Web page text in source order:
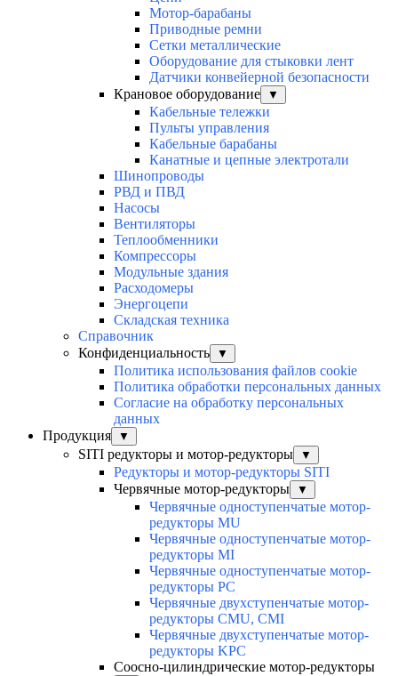
Мотор-барабаны
Приводные ремни
Сетки металлические
Оборудование для стыковки лент
Датчики конвейерной безопасности
Крановое оборудование
▼
Кабельные тележки
Пульты управления
Кабельные барабаны
Канатные и цепные электротали
Шинопроводы
РВД и ПВД
Насосы
Вентиляторы
Теплообменники
Компрессоры
Модульные здания
Расходомеры
Энергоцепи
Складская техника
Справочник
Конфиденциальность
▼
Политика использования файлов cookie
Политика обработки персональных данных
Согласие на обработку персональных
данных
Продукция
▼
SITI редукторы и мотор-редукторы ▼
Редукторы и мотор-редукторы SITI
Червячные мотор-редукторы
▼
Червячные одноступенчатые мотор-
редукторы MU
Червячные одноступенчатые мотор-
редукторы MI
Червячные одноступенчатые мотор-
редукторы PC
Червячные двухступенчатые мотор-
редукторы CMU, CMI
Червячные двухступенчатые мотор-
редукторы KPC
Соосно-цилиндрические мотор-редукторы